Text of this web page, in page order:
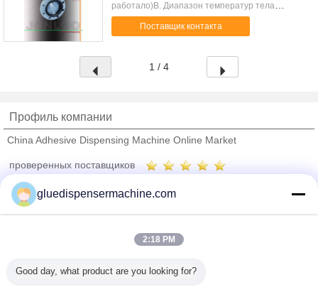
работало)B. Диапазон температур тела
материальный (oC)PVDF -40 до +120FRPP -20
до +90UPVC -40 до +60CPVC -40 до +95PPH ...
Поставщик контакта
1 / 4
Профиль компании
China Adhesive Dispensing Machine Online Market
проверенных поставщиков
Trust Seal
Все продукты
gluedispensermachine.com
2:18 PM
Good day, what product are you looking for?